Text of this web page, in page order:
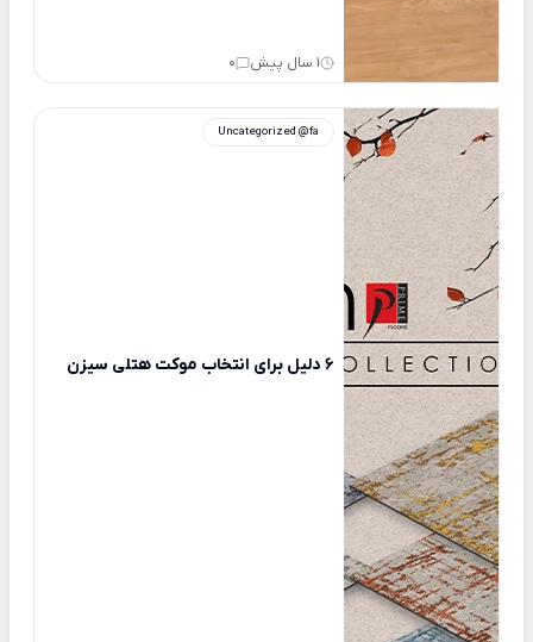
1 سال پیش 0
Uncategorized @fa
6 دلیل برای انتخاب موکت هتلی سیزن